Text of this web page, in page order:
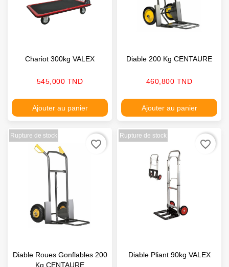
Chariot 300kg VALEX
Prix
545,000 TND
Ajouter au panier
Diable 200 Kg CENTAURE
Prix
460,800 TND
Ajouter au panier
Rupture de stock
Diable Roues Gonflables 200
Kg CENTAURE
favorite_border
Rupture de stock
Diable Pliant 90kg VALEX
favorite_border